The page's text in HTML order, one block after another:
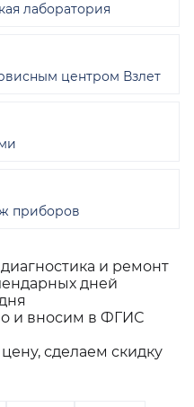
и ремонт
дней
и вносим в ФГИС
сделаем скидку
лаборатория
центром Взлет
приборов